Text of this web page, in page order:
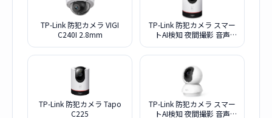
TP-Link 防犯カメラ VIGI
C240I 2.8mm
TP-Link 防犯カメラ スマー
トAI検知 夜間撮影 音声
TP-Link 防犯カメラ Tapo
C225
TP-Link 防犯カメラ スマー
トAI検知 夜間撮影 音声